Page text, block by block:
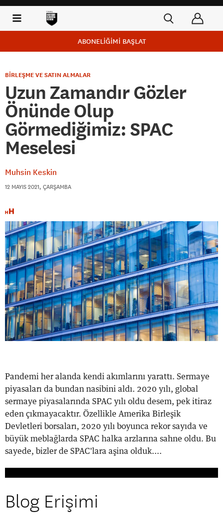
ABONELİĞİMİ BAŞLAT
BİRLEŞME VE SATIN ALMALAR
Uzun Zamandır Gözler
Önünde Olup
Görmediğimiz: SPAC
Meselesi
Muhsin Keskin
12 MAYIS 2021, ÇARŞAMBA
Pandemi her alanda kendi akımlarını yarattı. Sermaye
piyasaları da bundan nasibini aldı. 2020 yılı, global
sermaye piyasalarında SPAC yılı oldu desem, pek itiraz
eden çıkmayacaktır. Özellikle Amerika Birleşik
Devletleri borsaları, 2020 yılı boyunca rekor sayıda ve
büyük meblağlarda SPAC halka arzlarına sahne oldu. Bu
sayede, bizler de SPAC'lara aşina olduk....
Blog Erişimi